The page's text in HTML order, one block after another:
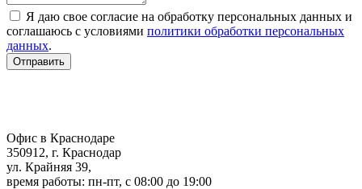
Я даю свое согласие на обработку персональных данных и
соглашаюсь с условиями политики обработки персональных
данных.
Отправить
Офис в Краснодаре
350912, г. Краснодар
ул. Крайняя 39,
время работы: пн-пт, с 08:00 до 19:00